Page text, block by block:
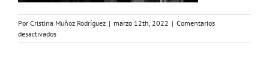
Por Cristina Muñoz Rodríguez | marzo 12th, 2022 | Comentarios
desactivadosen
2d04-